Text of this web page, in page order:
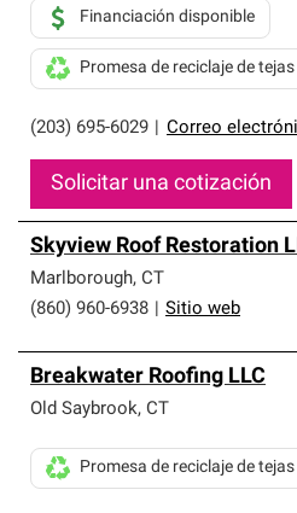
(203) 695-6029 Correo
Financiación disponible
Promesa de reciclaje de tejas
Solicitar una cotización
Skyview Roof Restoration
Marlborough, CT
(860) 960-6938
Sitio web
Breakwater Roofing LLC
Old Saybrook, CT
Promesa de reciclaje de tejas